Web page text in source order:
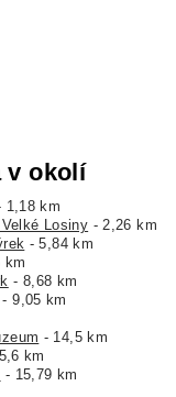
v okolí
1,18 km
Losiny - 2,26 km
- 5,84 km
km
- 8,68 km
- 9,05 km
- 14,5 km
km
- 15,79 km